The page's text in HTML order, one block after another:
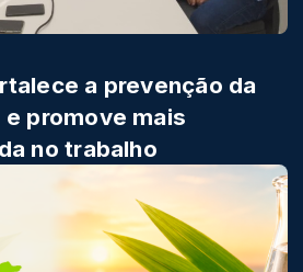
a prevenção da
promove mais
no trabalho